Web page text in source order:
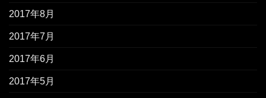
2017年8月
2017年7月
2017年6月
2017年5月